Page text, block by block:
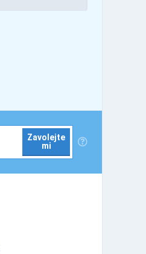
Zavolejte
mi